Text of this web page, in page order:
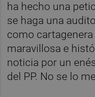
ha hecho una
se haga una
como cartagenera
maravillosa e
noticia por un
del PP. No se lo